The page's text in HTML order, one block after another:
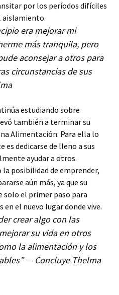
por los períodos difíciles
aislamiento.
era mejorar mi
más tranquila, pero
aconsejar a otros para
circunstancias de sus
estudiando sobre
también a terminar su
Alimentación. Para ella lo
dedicarse de lleno a sus
ayudar a otros.
posibilidad de emprender,
aún más, ya que su
solo el primer paso para
el nuevo lugar donde vive.
crear algo con las
su vida en otros
la alimentación y los
— Concluye Thelma